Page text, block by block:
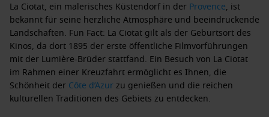
La Ciotat, ein malerisches Küstendorf in der Provence, ist
bekannt für seine herzliche Atmosphäre und beeindruckende
Landschaften. Fun Fact: La Ciotat gilt als der Geburtsort des
Kinos, da dort 1895 der erste öffentliche Filmvorführungen
mit der Lumière-Brüder stattfand. Ein Besuch von La Ciotat
im Rahmen einer Kreuzfahrt ermöglicht es Ihnen, die
Schönheit der Côte d’Azurzu genießen und die reichen
kulturellen Traditionen des Gebiets zu entdecken.